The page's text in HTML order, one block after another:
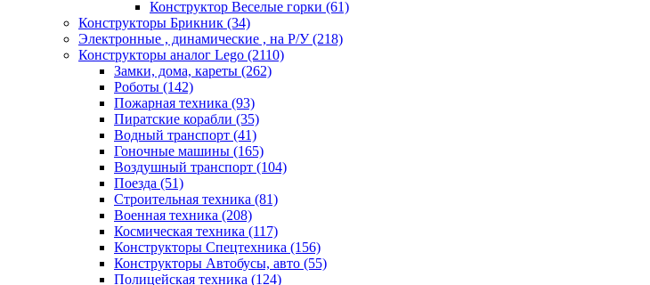
Конструктор Веселые горки (61)
Конструкторы Брикник (34)
Электронные , динамические , на Р/У(218)
Конструкторы аналог Lego (2110)
Замки, дома, кареты (262)
Роботы (142)
Пожарная техника (93)
Пиратские корабли (35)
Водный транспорт (41)
Гоночные машины (165)
Воздушный транспорт (104)
Поезда (51)
Строительная техника (81)
Военная техника (208)
Космическая техника (117)
Конструкторы Спецтехника (156)
Конструкторы Автобусы, авто (55)
Полицейская техника (124)